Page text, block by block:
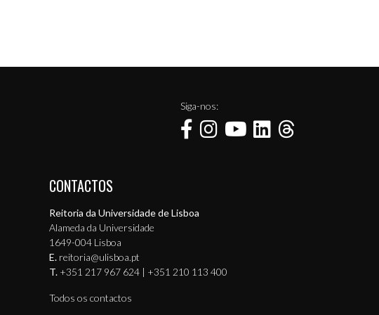
Siga-nos:
CONTACTOS
Reitoria da Universidade de Lisboa
Alameda da Universidade
1649-004 Lisboa
E. reitoria@ulisboa.pt
T. +351 217 967 624 | +351 210 113 400
Todos os contactos